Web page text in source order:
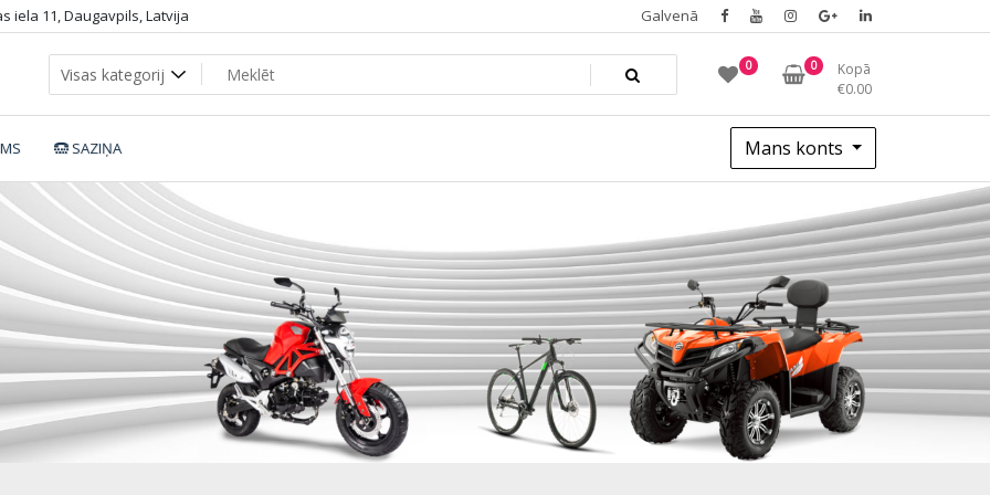
iela 11, Daugavpils, Latvija Galvenā
0 0
Kopā
€0.00
SAZIŅA Mans konts
URB-U2.6_black